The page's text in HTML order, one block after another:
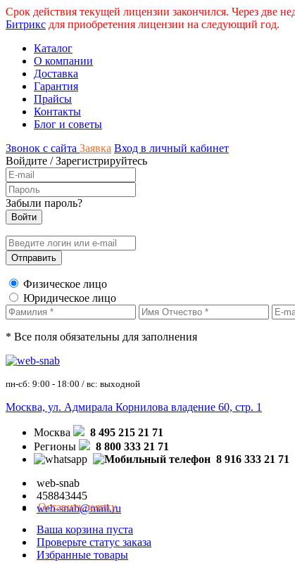
Срок действия текущей лицензии закончился. Через две
Битрикс для приобретения лицензии на следующий год.
Каталог
О компании
Доставка
Гарантия
Прайсы
Контакты
Блог и советы
Звонок с сайта Заявка Вход в личный кабинет
Войдите /Зарегистрируйтесь
Забыли пароль?
Физическое лицо
Юридическое лицо
* Все поля обязательны для заполнения
пн-сб: 9:00 - 18:00 / вс: выходной
Москва, ул. Адмирала Корнилова владение 60, стр. 1
Москва
8 495 215 21 71
Регионы
8 800 333 21 71
8 916 333 21 71
web-snab
458843445
web-snab@mail.ru
Оставить заявку
Ваша корзина пуста
Проверьте статус заказа
Избранные товары